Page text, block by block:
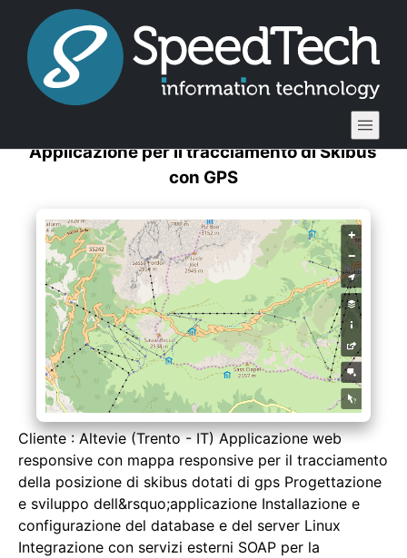
Blog
Applicazione per il tracciamento di Skibus
con GPS
Cliente : Altevie (Trento - IT) Applicazione web
responsive con mappa responsive per il tracciamento
della posizione di skibus dotati di gps Progettazione
e sviluppo dell&rsquo;applicazione Installazione e
configurazione del database e del server Linux
Integrazione con servizi esterni SOAP per la